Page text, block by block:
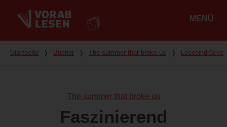
MENÜ
Du bist hier
Startseite ❭ Bücher ❭ The summer that broke us ❭ Leseeindrücke
The summer that broke us
Faszinierend